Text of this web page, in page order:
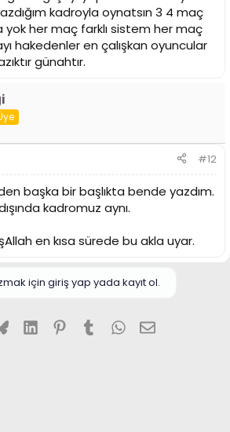
kadroyla oynatsın 3 4 maç
her maç farklı sistem her maç
hakedenler en çalışkan oyuncular
günahtır.
#12
başka bir başlıkta bende yazdım.
kadromuz aynı.
en kısa sürede bu akla uyar.
için giriş yap yada kayıt ol.
BlueskyLinkedInPinterest
TumblrWhatsApp
E-posta